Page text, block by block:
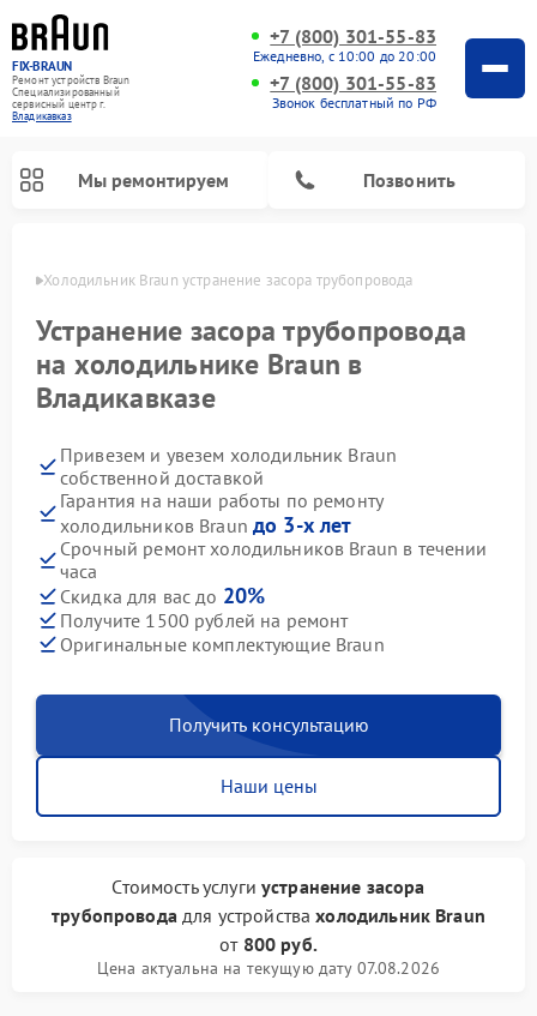
FIX-BRAUN
Ремонт устройств Braun
Специализированный
cервисный центр г.
Владикавказ
+7 (800) 301-55-83
Ежедневно, с 10:00 до 20:00
+7 (800) 301-55-83
Звонок бесплатный по РФ
Мы ремонтируем Позвонить
Холодильник Braun устранение засора трубопровода
Устранение засора трубопровода
на холодильнике Braun в
Владикавказе
Привезем и увезем холодильник Braun
собственной доставкой
Гарантия на наши работы по ремонту
холодильников Braunдо 3-х лет
Срочный ремонт холодильников Braun в течении
часа
Скидка для вас до 20%
Получите 1500 рублей на ремонт
Оригинальные комплектующие Braun
Получить консультацию
Наши цены
Стоимость услуги устранение засора
трубопроводадля устройствахолодильник Braun
от 800 руб.
Цена актуальна на текущую дату 07.08.2026